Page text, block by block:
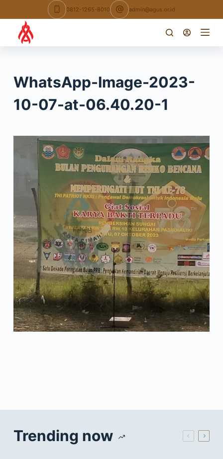
to
content
0812-1265-8010 admin@agus.or.id
WhatsApp-Image-2023-
10-07-at-06.40.20-1
Trending now